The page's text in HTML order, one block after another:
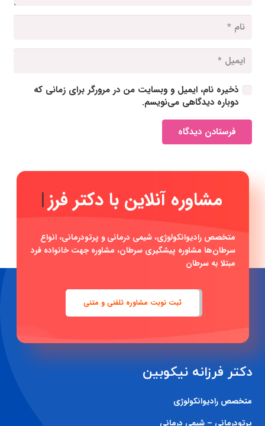
ذخیره نام، ایمیل و وبسایت من در مرورگر برای زمانی که
دوباره دیدگاهی می‌نویسم.
فرستادن دیدگاه
مشاوره آنلاین|
متخصص رادیوانکولوژی، شیمی درمانی و پرتودرمانی، انواع
سرطان‌ها مشاوره پیشگیری سرطان، مشاوره جهت خانواده فرد
مبتلا به سرطان
ثبت نوبت مشاوره تلفنی و متنی
دکتر فرزانه نیکوبین
متخصص رادیوانکولوژی
پرتودرمانی – شیمی درمانی